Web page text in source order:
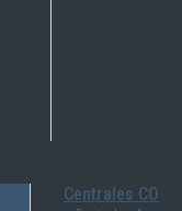
Centrales CO